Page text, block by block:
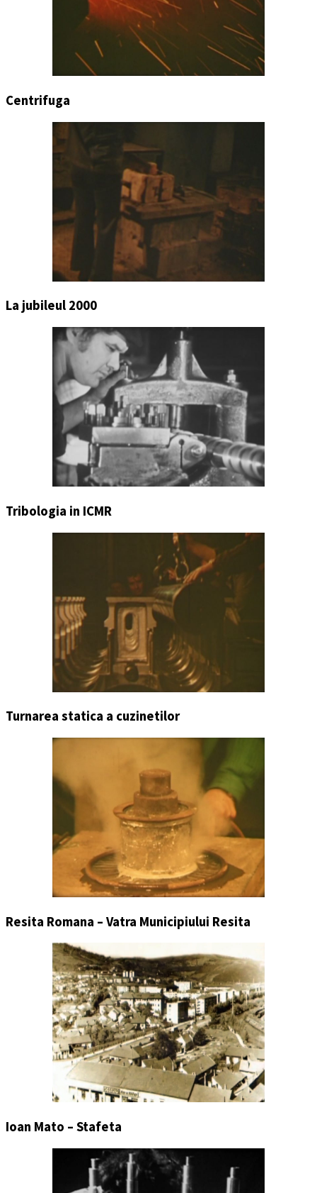
Centrifuga
La jubileul 2000
Tribologia in ICMR
Turnarea statica a cuzinetilor
Resita Romana – Vatra Municipiului Resita
Ioan Mato – Stafeta